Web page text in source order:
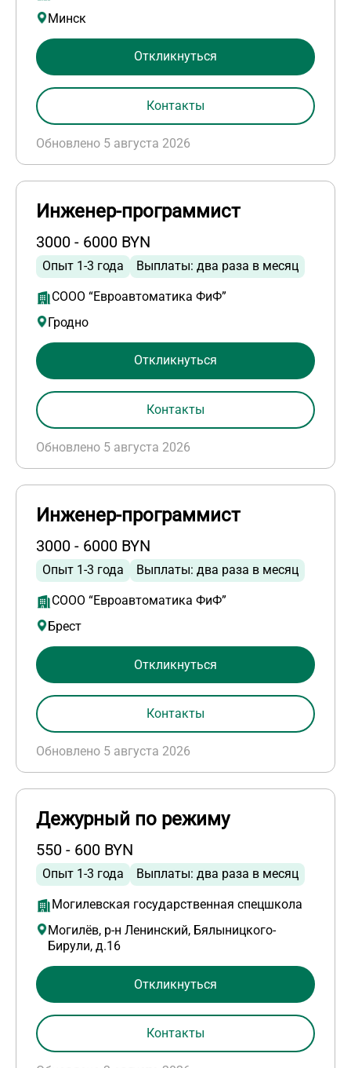
Минск
Обновлено 5 августа 2026
Откликнуться
Контакты
Инженер-программист
3000 - 6000 BYN
Опыт 1-3 года Выплаты: два раза в месяц
СООО “Евроавтоматика ФиФ”
Гродно
Обновлено 5 августа 2026
Откликнуться
Контакты
Инженер-программист
3000 - 6000 BYN
Опыт 1-3 года Выплаты: два раза в месяц
СООО “Евроавтоматика ФиФ”
Брест
Обновлено 5 августа 2026
Откликнуться
Контакты
Дежурный по режиму
550 - 600 BYN
Опыт 1-3 года Выплаты: два раза в месяц
Могилевская государственная спецшкола
Могилёв, р-н Ленинский, Бялыницкого-
Бирули, д.16
Откликнуться
Контакты